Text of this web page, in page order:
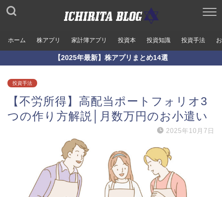
ホーム 株アプリ 家計簿アプリ 投資本 投資知識 投資手法
【2025年最新】株アプリまとめ14選
投資手法
【不労所得】高配当ポートフォリオ3
つの作り方解説│月数万円のお小遣い
2025年10月7日